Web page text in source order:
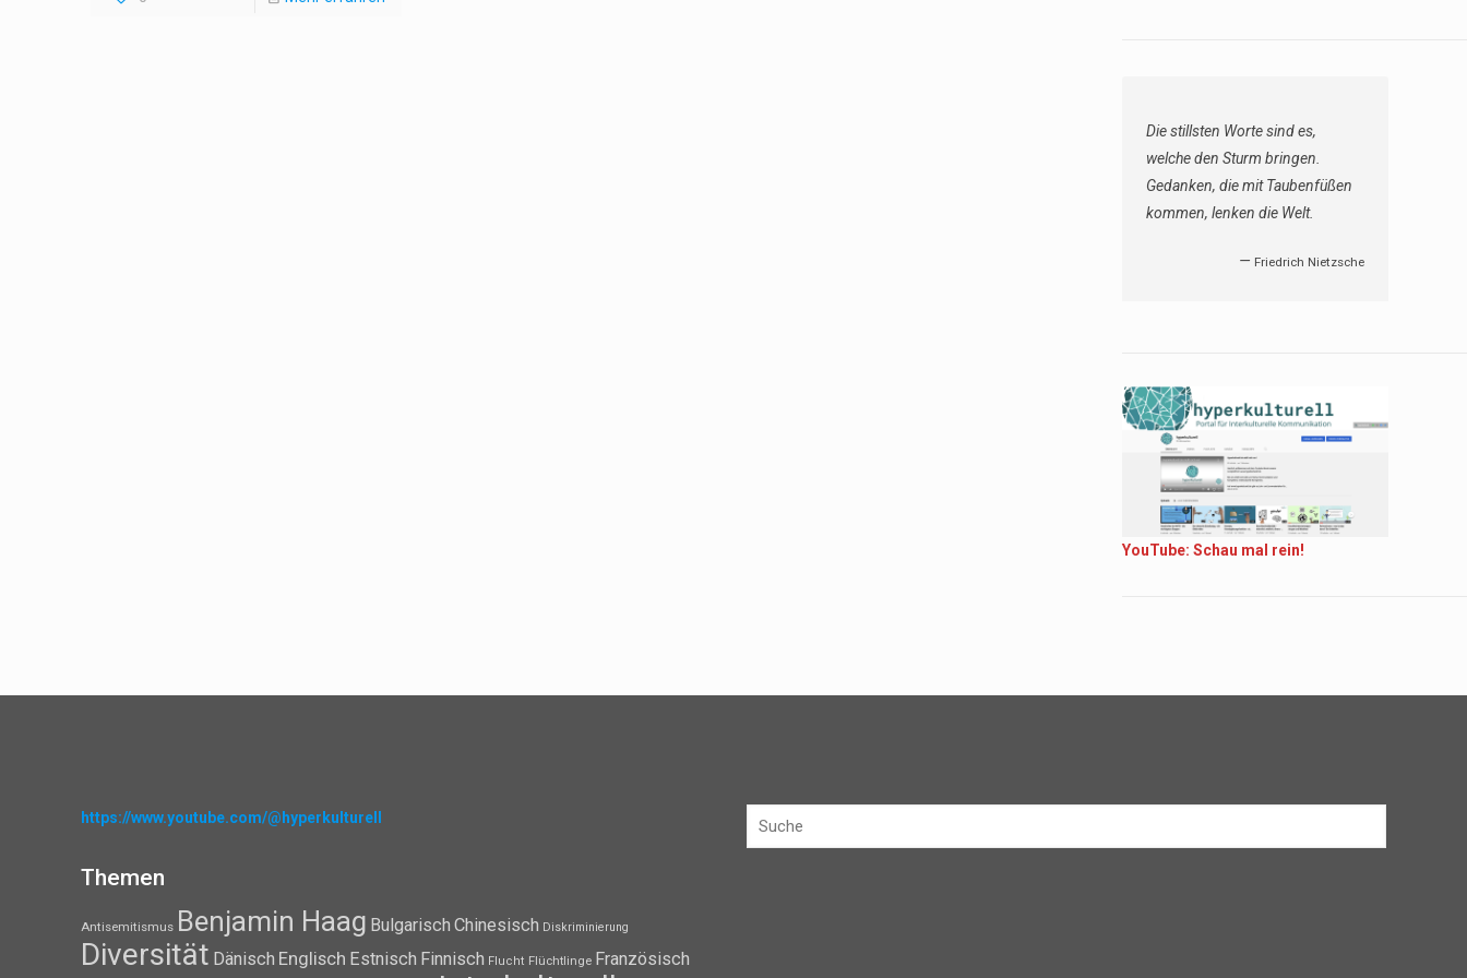
Die stillsten Worte sind es,
welche den Sturm bringen.
Gedanken, die mit Taubenfüßen
kommen, lenken die Welt.
— Friedrich Nietzsche
YouTube: Schau mal rein!
https://www.youtube.com/@hyperkulturell
Themen
Antisemitismus Benjamin Haag Bulgarisch Chinesisch Diskriminierung
Diversität Dänisch Englisch Estnisch Finnisch Flucht Flüchtlinge Französisch